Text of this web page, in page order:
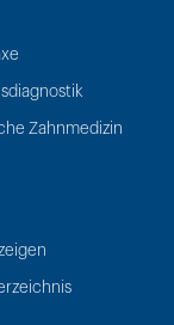
Zahnmedizin